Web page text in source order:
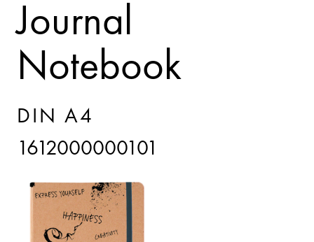
Journal
Notebook
DIN A4
1612000000101